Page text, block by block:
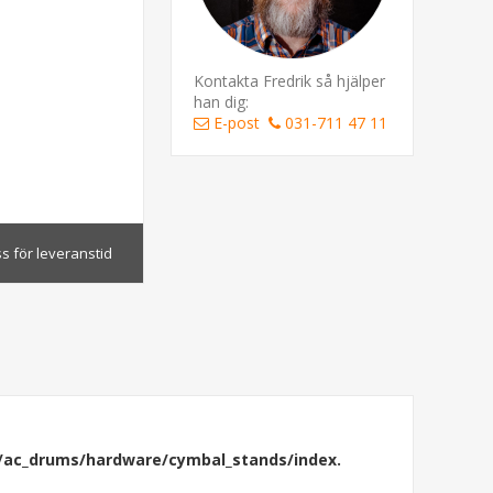
Kontakta Fredrik så hjälper
han dig:
E-post
031-711 47 11
för leveranstid
hardware/cymbal_stands/index.